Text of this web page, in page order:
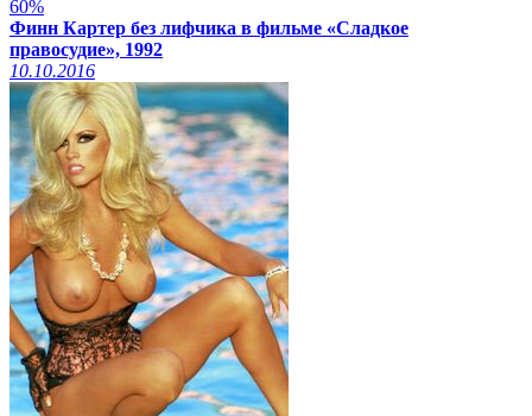
60%
Финн Картер без лифчика в фильме «Сладкое
правосудие», 1992
10.10.2016